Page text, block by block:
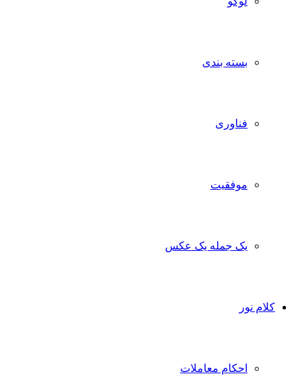
بسته بندی
فناوری
موفقیت
یک جمله یک عکس
کلام نور
احکام معاملات